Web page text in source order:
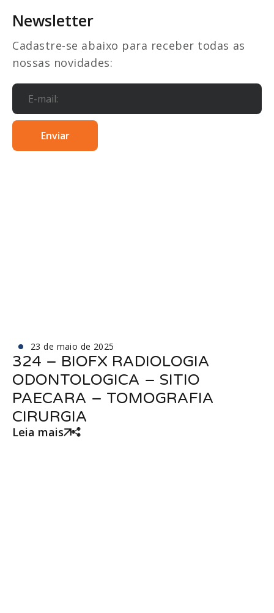
23 de maio de 2025
324 – BIOFX RADIOLOGIA
ODONTOLOGICA – SITIO
PAECARA – TOMOGRAFIA
CIRURGIA
Leia mais
Newsletter
Cadastre-se abaixo para receber todas as
nossas novidades: